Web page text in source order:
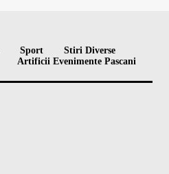
Sport
Stiri Diverse
Artificii Evenimente Pascani